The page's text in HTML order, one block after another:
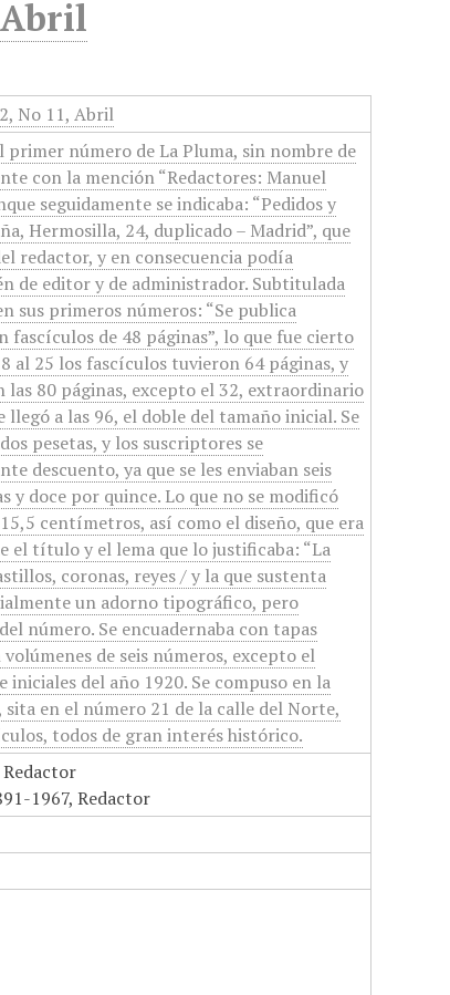
Abril
No 11, Abril
primer número de La Pluma, sin nombre de
con la mención “Redactores: Manuel
seguidamente se indicaba: “Pedidos y
Hermosilla, 24, duplicado – Madrid”, que
redactor, y en consecuencia podía
de editor y de administrador. Subtitulada
sus primeros números: “Se publica
fascículos de 48 páginas”, lo que fue cierto
al 25 los fascículos tuvieron 64 páginas, y
las 80 páginas, excepto el 32, extraordinario
llegó a las 96, el doble del tamaño inicial. Se
pesetas, y los suscriptores se
descuento, ya que se les enviaban seis
y doce por quince. Lo que no se modificó
centímetros, así como el diseño, que era
el título y el lema que lo justificaba: “La
coronas, reyes / y la que sustenta
un adorno tipográfico, pero
número. Se encuadernaba con tapas
de seis números, excepto el
del año 1920. Se compuso en la
en el número 21 de la calle del Norte,
todos de gran interés histórico.
1967, Redactor